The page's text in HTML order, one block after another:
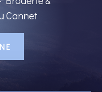
Cannet